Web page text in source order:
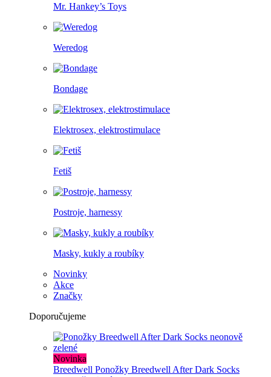
Mr. Hankey’s Toys
Weredog
Bondage
Elektrosex, elektrostimulace
Fetiš
Postroje, harnessy
Masky, kukly a roubíky
Novinky
Akce
Značky
Doporučujeme
Novinka
Breedwell Ponožky Breedwell After Dark Socks